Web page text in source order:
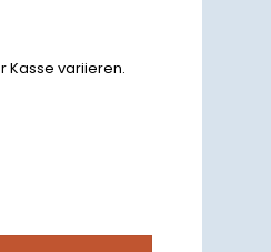
Kasse variieren.